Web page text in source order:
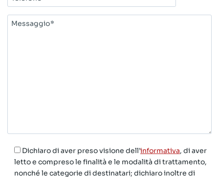
Messaggio*
Dichiaro di aver preso visione dell’informativa, di aver
letto e compreso le finalità e le modalità di trattamento,
nonché le categorie di destinatari; dichiaro inoltre di